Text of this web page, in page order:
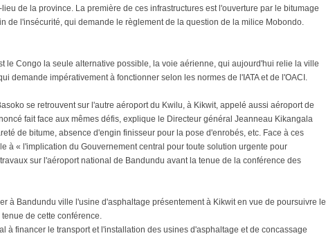
de la province. La première de ces infrastructures est l'ouverture par le bitumage
de l'insécurité, qui demande le règlement de la question de la milice Mobondo.
le Congo la seule alternative possible, la voie aérienne, qui aujourd'hui relie la ville
demande impérativement à fonctionner selon les normes de l'IATA et de l'OACI.
se retrouvent sur l'autre aéroport du Kwilu, à Kikwit, appelé aussi aéroport de
fait face aux mêmes défis, explique le Directeur général Jeanneau Kikangala
de bitume, absence d'engin finisseur pour la pose d'enrobés, etc. Face à ces
à « l'implication du Gouvernement central pour toute solution urgente pour
sur l'aéroport national de Bandundu avant la tenue de la conférence des
à Bandundu ville l'usine d'asphaltage présentement à Kikwit en vue de poursuivre le
de cette conférence.
à financer le transport et l'installation des usines d'asphaltage et de concassage